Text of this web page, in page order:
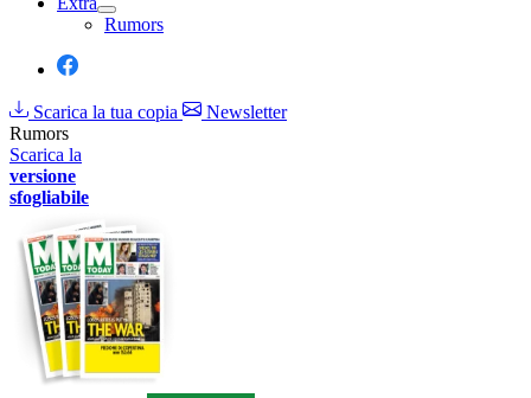
Rumors
Scarica la tua copia
Newsletter
Rumors
Scarica la
versione
sfogliabile